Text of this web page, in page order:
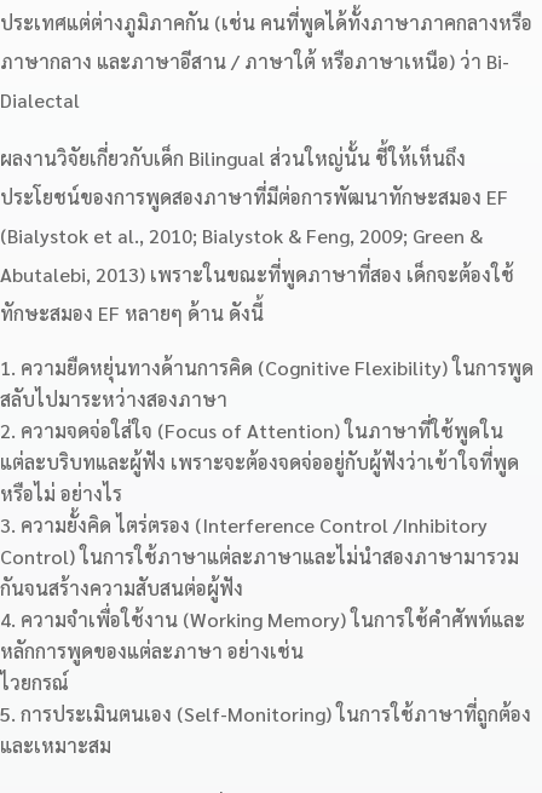
ประเทศแต่ต่างภูมิภาคกัน (เช่น คนที่พูดได้ทั้งภาษาภาคกลางหรือ
ภาษากลาง และภาษาอีสาน / ภาษาใต้ หรือภาษาเหนือ) ว่า Bi-
Dialectal
ผลงานวิจัยเกี่ยวกับเด็ก Bilingual ส่วนใหญ่นั้น ชี้ให้เห็นถึง
ประโยชน์ของการพูดสองภาษาที่มีต่อการพัฒนาทักษะสมอง EF
(Bialystok et al., 2010; Bialystok & Feng, 2009; Green &
Abutalebi, 2013) เพราะในขณะที่พูดภาษาที่สอง เด็กจะต้องใช้
ทักษะสมอง EF หลายๆ ด้าน ดังนี้
ความยืดหยุ่นทางด้านการคิด (Cognitive Flexibility) ในการพูด
สลับไปมาระหว่างสองภาษา
ความจดจ่อใส่ใจ (Focus of Attention) ในภาษาที่ใช้พูดใน
แต่ละบริบทและผู้ฟัง เพราะจะต้องจดจ่ออยู่กับผู้ฟังว่าเข้าใจที่พูด
หรือไม่ อย่างไร
ความยั้งคิด ไตร่ตรอง (Interference Control /Inhibitory
Control) ในการใช้ภาษาแต่ละภาษาและไม่นำสองภาษามารวม
กันจนสร้างความสับสนต่อผู้ฟัง
ความจำเพื่อใช้งาน (Working Memory) ในการใช้คำศัพท์และ
หลักการพูดของแต่ละภาษา อย่างเช่น
ไวยกรณ์
การประเมินตนเอง (Self-Monitoring) ในการใช้ภาษาที่ถูกต้อง
และเหมาะสม